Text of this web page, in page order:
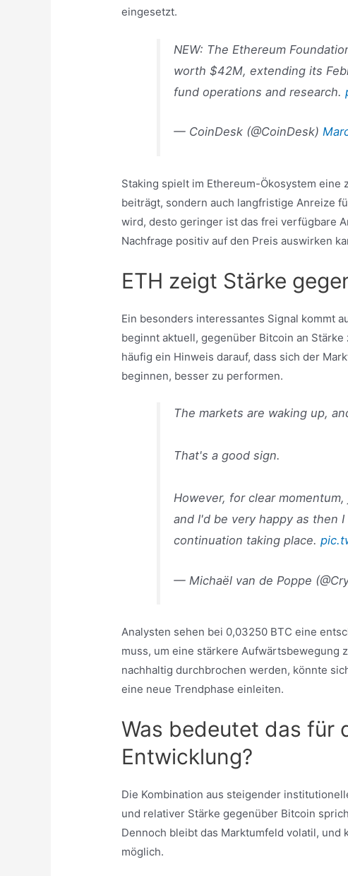
eingesetzt.
NEW: The Ethereum
worth $42M, extending its
fund operations and research.
— CoinDesk (@CoinDesk)
Staking spielt im Ethereum-Ökosystem
beiträgt, sondern auch langfristige Anreize
wird, desto geringer ist das frei verfügbare
Nachfrage positiv auf den Preis auswirken
ETH zeigt Stärke
Ein besonders interessantes Signal kommt
beginnt aktuell, gegenüber Bitcoin an
häufig ein Hinweis darauf, dass sich der
beginnen, besser zu performen.
The markets are waking up,
That's a good sign.
However, for clear
and I'd be very happy as then
continuation taking place.
— Michaël van de Poppe
Analysten sehen bei 0,03250 BTC eine
muss, um eine stärkere Aufwärtsbewegung
nachhaltig durchbrochen werden, könnte
eine neue Trendphase einleiten.
Was bedeutet das für
Entwicklung?
Die Kombination aus steigender
und relativer Stärke gegenüber Bitcoin
Dennoch bleibt das Marktumfeld volatil,
möglich.